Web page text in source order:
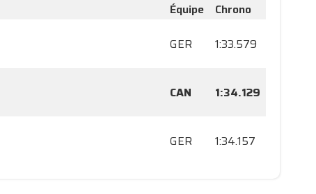
Équipe
Chrono
GER
1:33.579
CAN
1:34.129
GER 1:34.157